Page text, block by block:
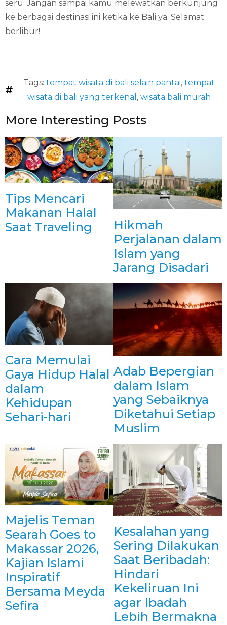
seru. Jangan sampai kamu melewatkan berkunjung
ke berbagai destinasi ini ketika ke Bali ya. Selamat
berlibur!
Tags: tempat wisata di bali selain pantai, tempat
wisata di bali yang terkenal , wisata bali murah
More Interesting Posts
Tips Mencari
Makanan Halal
Saat Traveling
Hikmah
Perjalanan dalam
Islam yang
Jarang Disadari
Cara Memulai
Gaya Hidup Halal
dalam
Kehidupan
Sehari-hari
Adab Bepergian
dalam Islam
yang Sebaiknya
Diketahui Setiap
Muslim
Majelis Teman
Searah Goes to
Makassar 2026,
Kajian Islami
Inspiratif
Bersama Meyda
Sefira
Kesalahan yang
Sering Dilakukan
Saat Beribadah:
Hindari
Kekeliruan Ini
agar Ibadah
Lebih Bermakna